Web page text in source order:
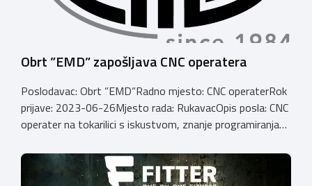
Obrt ”EMD” zapošljava CNC operatera
Poslodavac: Obrt ”EMD”Radno mjesto: CNC operaterRok
prijave: 2023-06-26Mjesto rada: RukavacOpis posla: CNC
operater na tokarilici s iskustvom, znanje programiranja
telefona: 0915312911